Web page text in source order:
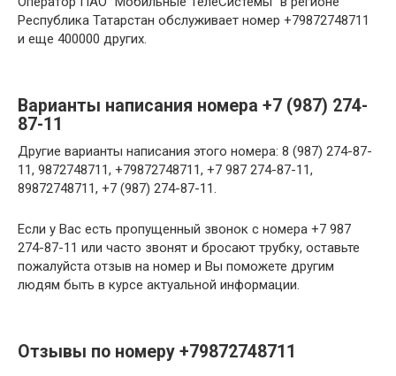
Республика Татарстан обслуживает номер +79872748711
и еще 400000 других.
Варианты написания номера +7 (987) 274-
87-11
Другие варианты написания этого номера: 8 (987) 274-87-
11, 9872748711, +79872748711, +7 987 274-87-11,
89872748711, +7 (987) 274-87-11.
Если у Вас есть пропущенный звонок с номера +7 987
274-87-11 или часто звонят и бросают трубку, оставьте
пожалуйста отзыв на номер и Вы поможете другим
людям быть в курсе актуальной информации.
Отзывы по номеру +79872748711